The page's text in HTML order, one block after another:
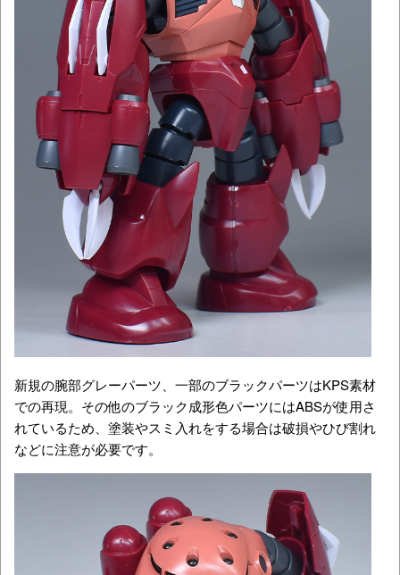
新規の腕部グレーパーツ、一部のブラックパーツはKPS素材
での再現。その他のブラック成形色パーツにはABSが使用さ
れているため、塗装やスミ入れをする場合は破損やひび割れ
などに注意が必要です。